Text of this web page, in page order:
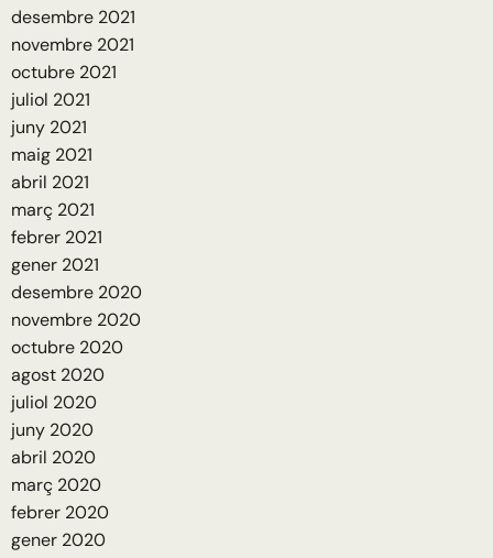
desembre 2021
novembre 2021
octubre 2021
juliol 2021
juny 2021
maig 2021
abril 2021
març 2021
febrer 2021
gener 2021
desembre 2020
novembre 2020
octubre 2020
agost 2020
juliol 2020
juny 2020
abril 2020
març 2020
febrer 2020
gener 2020